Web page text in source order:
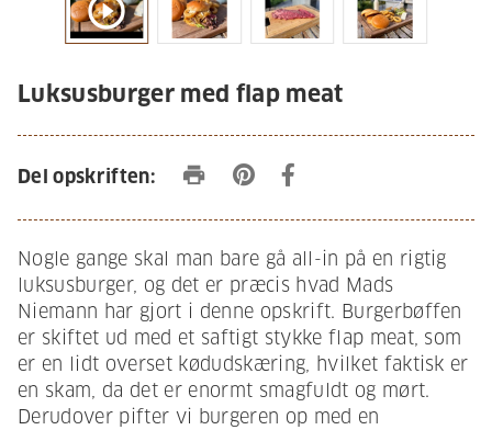
play_circle_outline
Luksusburger med flap meat
Del opskriften: print
Nogle gange skal man bare gå all-in på en rigtig
luksusburger, og det er præcis hvad Mads
Niemann har gjort i denne opskrift. Burgerbøffen
er skiftet ud med et saftigt stykke flap meat, som
er en lidt overset kødudskæring, hvilket faktisk er
en skam, da det er enormt smagfuldt og mørt.
Derudover pifter vi burgeren op med en